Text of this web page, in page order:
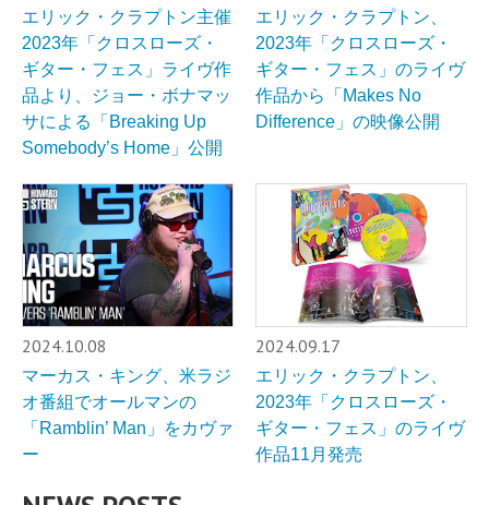
エリック・クラプトン主催
2023年「クロスローズ・
ギター・フェス」ライヴ作
品より、ジョー・ボナマッ
サによる「Breaking Up
Somebody’s Home」公開
エリック・クラプトン、
2023年「クロスローズ・
ギター・フェス」のライヴ
作品から「Makes No
Difference」の映像公開
2024.10.08
マーカス・キング、米ラジ
オ番組でオールマンの
「Ramblin’ Man」をカヴァ
ー
2024.09.17
エリック・クラプトン、
2023年「クロスローズ・
ギター・フェス」のライヴ
作品11月発売